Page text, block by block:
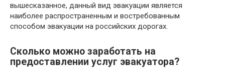
вышесказанное, данный вид эвакуации является
наиболее распространенным и востребованным
способом эвакуации на российских дорогах.
Сколько можно заработать на
предоставлении услуг эвакуатора?